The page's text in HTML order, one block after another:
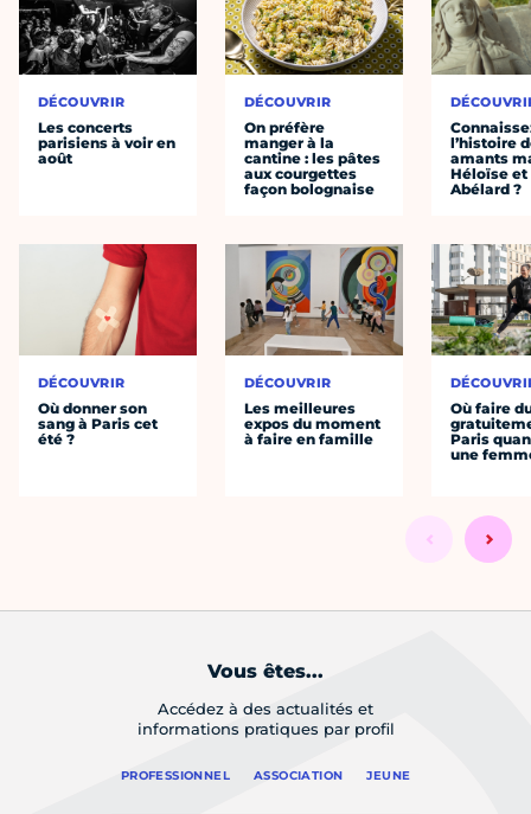
DÉCOUVRIR
Les concerts
parisiens à voir en
août
DÉCOUVRIR
Où donner son
sang à Paris cet
été ?
DÉCOUVRIR
On préfère
manger à la
cantine : les pâtes
aux courgettes
façon bolognaise
DÉCOUVRIR
Les meilleures
expos du moment
à faire en famille
l’histoire
amants
Héloïse et
Abélard ?
Où faire
Paris
une
Vous êtes...
Accédez à des actualités et
informations pratiques par profil
PROFESSIONNEL ASSOCIATION JEUNE